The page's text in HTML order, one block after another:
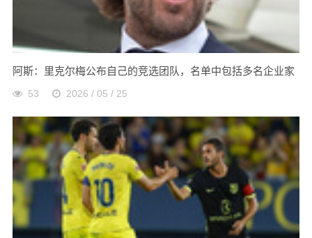
阿斯：里克尔梅公布自己的竞选团队，名单中包括多名企业家
53 2026 / 05 / 25